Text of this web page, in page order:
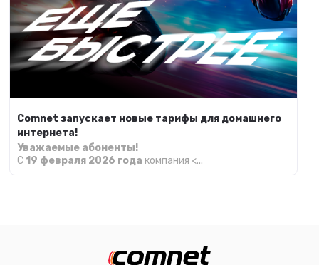
Comnet запускает новые тарифы для домашнего
интернета!
Уважаемые абоненты!
С 19 февраля 2026 года компания <...